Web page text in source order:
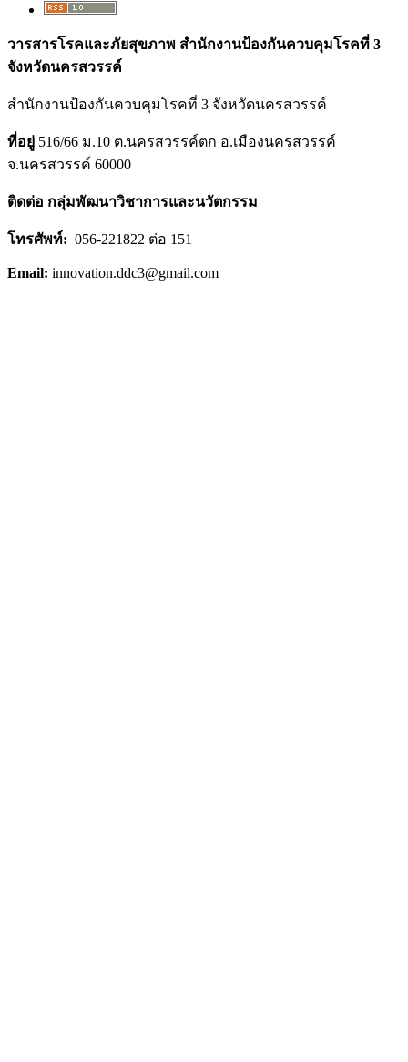
วารสารโรคและภัยสุขภาพ สำนักงานป้องกันควบคุมโรคที่ 3
จังหวัดนครสวรรค์
สำนักงานป้องกันควบคุมโรคที่ 3 จังหวัดนครสวรรค์
ที่อยู่ 516/66 ม.10 ต.นครสวรรค์ตก อ.เมืองนครสวรรค์
จ.นครสวรรค์ 60000
ติดต่อ กลุ่มพัฒนาวิชาการและนวัตกรรม
โทรศัพท์: 056-221822 ต่อ 151
Email: innovation.ddc3@gmail.com